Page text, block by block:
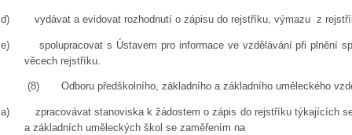
d) vydávat a evidovat rozhodnutí o zápisu do rejstříku, výmazu z
e)
spolupracovat s Ústavem pro informace ve vzdělávání při plnění
věcech rejstříku.
(8) Odboru předškolního, základního a základního uměleckého
a)
zpracovávat stanoviska k žádostem o zápis do rejstříku týkajících
a základních uměleckých škol se zaměřením na